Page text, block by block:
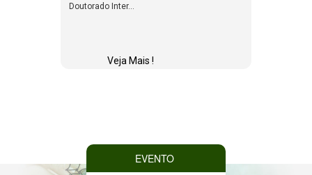
Doutorado Inter...
Veja Mais !
EVENTO